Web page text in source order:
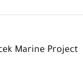
Marine Project